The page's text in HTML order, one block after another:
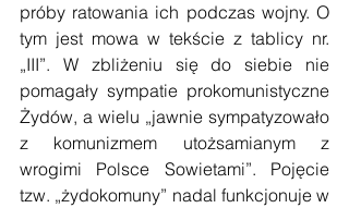
próby ratowania ich podczas wojny. O
tym jest mowa w tekście z tablicy nr.
„III”. W zbliżeniu się do siebie nie
pomagały sympatie prokomunistyczne
Żydów, a wielu „jawnie sympatyzowało
z komunizmem utożsamianym z
wrogimi Polsce Sowietami”. Pojęcie
tzw. „żydokomuny” nadal funkcjonuje w